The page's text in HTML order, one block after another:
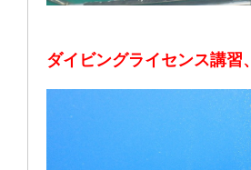
ダイビングライセンス講習、